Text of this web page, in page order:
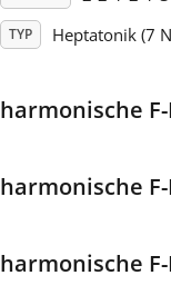
TYP Heptatonik (7
harmonische
harmonische
harmonische